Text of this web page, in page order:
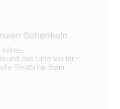
Schenkeln
Inline-
und das Unterkeulen-
Flexibilität beim